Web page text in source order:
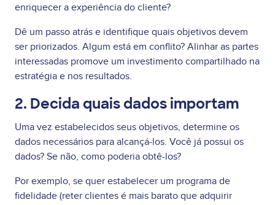
enriquecer a experiência do cliente?
Dê um passo atrás e identifique quais objetivos devem
ser priorizados. Algum está em conflito? Alinhar as partes
interessadas promove um investimento compartilhado na
estratégia e nos resultados.
2. Decida quais dados importam
Uma vez estabelecidos seus objetivos, determine os
dados necessários para alcançá-los. Você já possui os
dados? Se não, como poderia obtê-los?
Por exemplo, se quer estabelecer um programa de
fidelidade (reter clientes é mais barato que adquirir